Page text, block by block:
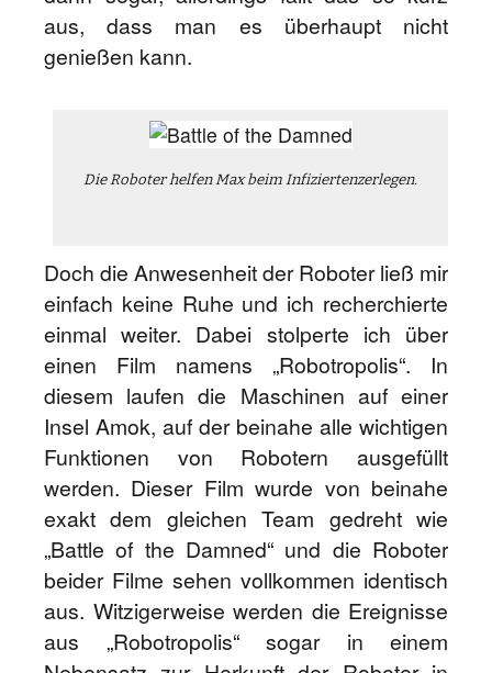
aus, dass man es überhaupt nicht
genießen kann.
Die Roboter helfen Max beim Infiziertenzerlegen.
Doch die Anwesenheit der Roboter ließ mir
einfach keine Ruhe und ich recherchierte
einmal weiter. Dabei stolperte ich über
einen Film namens „Robotropolis“. In
diesem laufen die Maschinen auf einer
Insel Amok, auf der beinahe alle wichtigen
Funktionen von Robotern ausgefüllt
werden. Dieser Film wurde von beinahe
exakt dem gleichen Team gedreht wie
„Battle of the Damned“ und die Roboter
beider Filme sehen vollkommen identisch
aus. Witzigerweise werden die Ereignisse
aus „Robotropolis“ sogar in einem